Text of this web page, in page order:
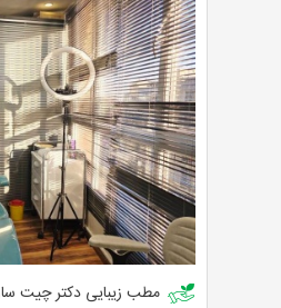
مطب زیبایی دکتر چیت